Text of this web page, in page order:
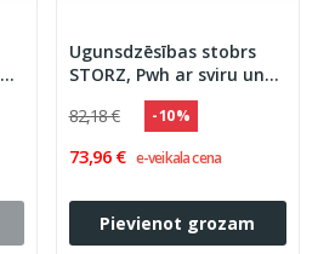
Ugunsdzēsības stobrs
STORZ, Pwh ar sviru un
82,18 € - 10 %
73,96 € e-veikala cena
Pievienot grozam